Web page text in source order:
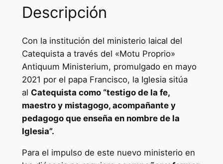
p
l
a
z
a
y
m
a
r
Descripción
Con la institución del ministerio laical del
Catequista a través del «Motu Proprio»
Antiquum Ministerium, promulgado en mayo
2021 por el papa Francisco, la Iglesia sitúa
al Catequista como “testigo de la fe,
maestro y mistagogo, acompañante y
pedagogo que enseña en nombre de la
Iglesia”.
Para el impulso de este nuevo ministerio en